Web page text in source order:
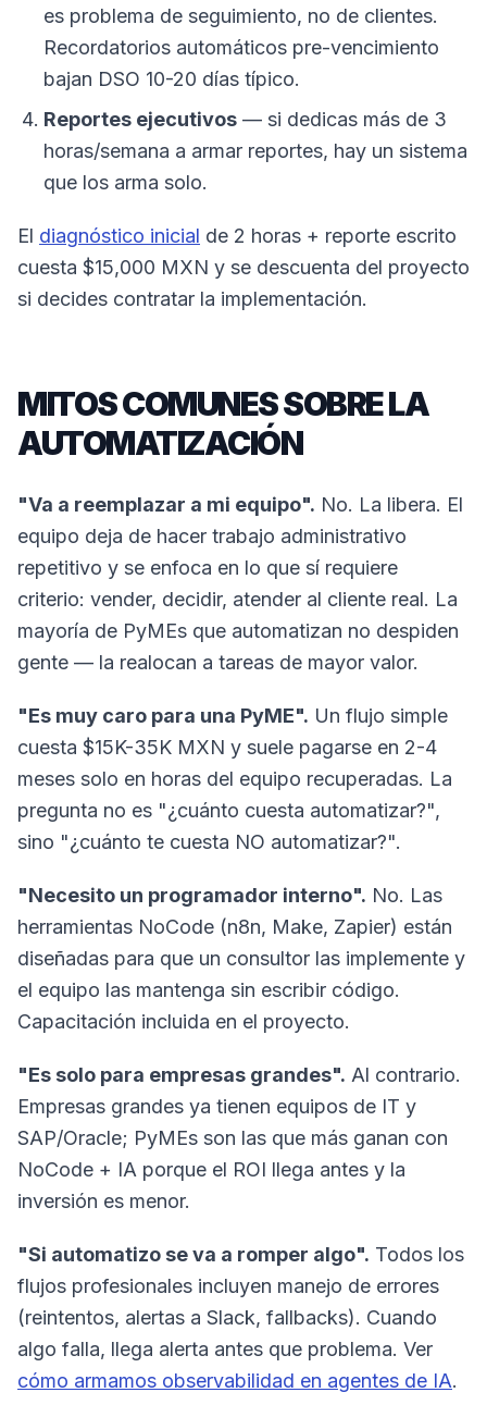
es problema de seguimiento, no de clientes.
Recordatorios automáticos pre-vencimiento
bajan DSO 10-20 días típico.
Reportes ejecutivos — si dedicas más de 3
horas/semana a armar reportes, hay un sistema
que los arma solo.
El diagnóstico inicial de 2 horas + reporte escrito
cuesta $15,000 MXN y se descuenta del proyecto
si decides contratar la implementación.
MITOS COMUNES SOBRE LA
AUTOMATIZACIÓN
"Va a reemplazar a mi equipo". No. La libera. El
equipo deja de hacer trabajo administrativo
repetitivo y se enfoca en lo que sí requiere
criterio: vender, decidir, atender al cliente real. La
mayoría de PyMEs que automatizan no despiden
gente — la realocan a tareas de mayor valor.
"Es muy caro para una PyME". Un flujo simple
cuesta $15K-35K MXN y suele pagarse en 2-4
meses solo en horas del equipo recuperadas. La
pregunta no es "¿cuánto cuesta automatizar?",
sino "¿cuánto te cuesta NO automatizar?".
"Necesito un programador interno". No. Las
herramientas NoCode (n8n, Make, Zapier) están
diseñadas para que un consultor las implemente y
el equipo las mantenga sin escribir código.
Capacitación incluida en el proyecto.
"Es solo para empresas grandes". Al contrario.
Empresas grandes ya tienen equipos de IT y
SAP/Oracle; PyMEs son las que más ganan con
NoCode + IA porque el ROI llega antes y la
inversión es menor.
"Si automatizo se va a romper algo". Todos los
flujos profesionales incluyen manejo de errores
(reintentos, alertas a Slack, fallbacks). Cuando
algo falla, llega alerta antes que problema. Ver
cómo armamos observabilidad en agentes de IA.